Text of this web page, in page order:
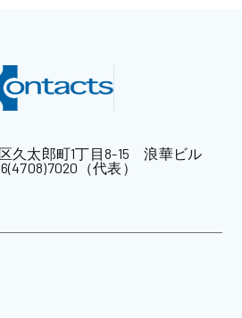
久太郎町1丁目8-15 浪華ビル
（代表）